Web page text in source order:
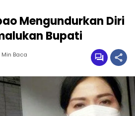
Mengundurkan Diri
Bupati
Min Baca